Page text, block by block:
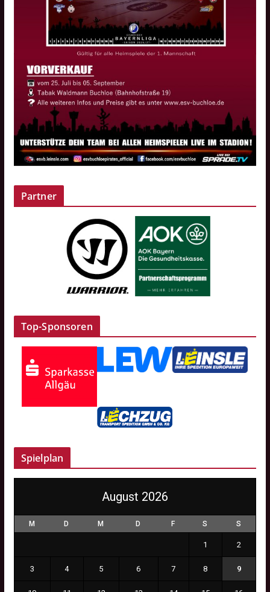
Partner
Top-Sponsoren
Spielplan
August 2026
M D M D F S S
1 2
3 4 5 6 7 8 9